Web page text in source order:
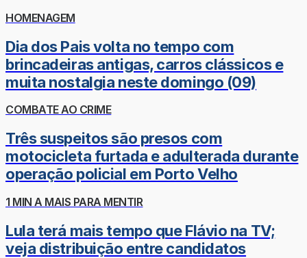
HOMENAGEM
Dia dos Pais volta no tempo com
brincadeiras antigas, carros clássicos e
muita nostalgia neste domingo (09)
COMBATE AO CRIME
Três suspeitos são presos com
motocicleta furtada e adulterada durante
operação policial em Porto Velho
1 MIN A MAIS PARA MENTIR
Lula terá mais tempo que Flávio na TV;
veja distribuição entre candidatos